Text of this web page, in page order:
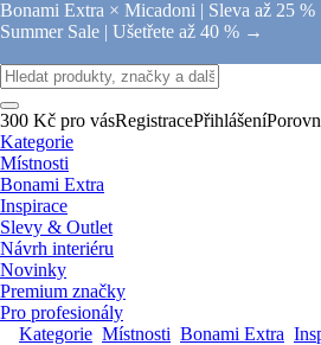
Bonami Extra × Micadoni | Sleva až 25
Summer Sale | Ušetřete až 40 % →
300 Kč pro vásRegistracePřihlášení
Kategorie
Místnosti
Bonami Extra
Inspirace
Slevy & Outlet
Návrh interiéru
Novinky
Premium značky
Pro profesionály
Kategorie Místnosti Bonami Extra